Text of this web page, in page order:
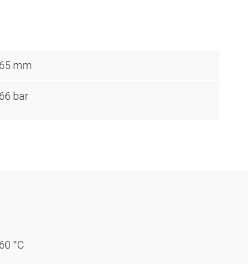
mm
bar
°C